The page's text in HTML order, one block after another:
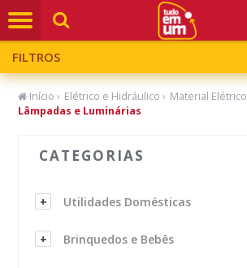
Início › Elétrico e Hidráulico › Material Elétrico
Lâmpadas e Luminárias
CATEGORIAS
Utilidades Domésticas
Brinquedos e Bebês
FILTROS